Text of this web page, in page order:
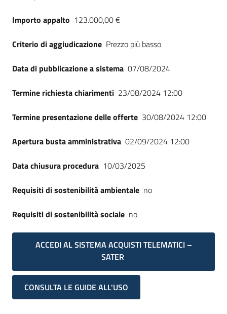
Importo appalto 123.000,00 €
Criterio di aggiudicazione Prezzo più basso
Data di pubblicazione a sistema 07/08/2024
Termine richiesta chiarimenti 23/08/2024 12:00
Termine presentazione delle offerte 30/08/2024 12:00
Apertura busta amministrativa 02/09/2024 12:00
Data chiusura procedura 10/03/2025
Requisiti di sostenibilità ambientale no
Requisiti di sostenibilità sociale no
ACCEDI AL SISTEMA ACQUISTI TELEMATICI –
SATER
CONSULTA LE GUIDE ALL'USO